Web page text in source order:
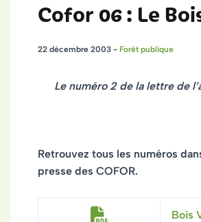
Cofor 06 : Le
22 décembre 2003 - Forêt publique
Le numéro 2 de la lettre de
Retrouvez tous les numéros
presse des COFOR.
Bois